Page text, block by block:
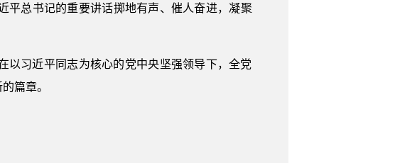
平总书记的重要讲话掷地有声、催人奋进，凝聚
以习近平同志为核心的党中央坚强领导下，全党
篇章。